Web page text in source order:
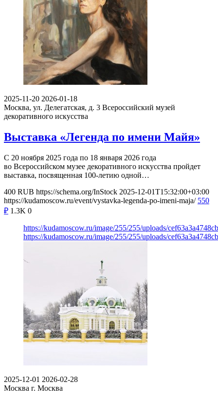
2025-11-20 2026-01-18
Москва, ул. Делегатская, д. 3 Всероссийский музей
декоративного искусства
Выставка «Легенда по имени Майя»
С 20 ноября 2025 года по 18 января 2026 года
во Всероссийском музее декоративного искусства пройдет
выставка, посвященная 100-летию одной…
400 RUB https://schema.org/InStock 2025-12-01T15:32:00+03:00
https://kudamoscow.ru/event/vystavka-legenda-po-imeni-maja/ 550
₽ 1.3K 0
https://kudamoscow.ru/image/255/255/uploads/
https://kudamoscow.ru/image/255/255/uploads/
2025-12-01 2026-02-28
Москва г. Москва